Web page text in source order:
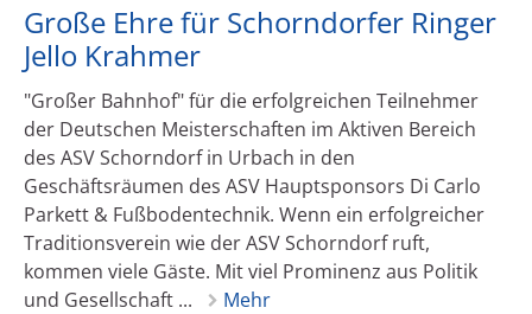
Große Ehre für Schorndorfer Ringer
Jello Krahmer
"Großer Bahnhof" für die erfolgreichen Teilnehmer
der Deutschen Meisterschaften im Aktiven Bereich
des ASV Schorndorf in Urbach in den
Geschäftsräumen des ASV Hauptsponsors Di Carlo
Parkett & Fußbodentechnik. Wenn ein erfolgreicher
Traditionsverein wie der ASV Schorndorf ruft,
kommen viele Gäste. Mit viel Prominenz aus Politik
und Gesellschaft ...
Mehr